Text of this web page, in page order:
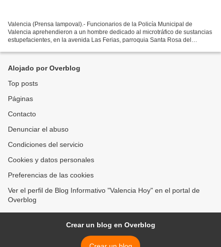
Valencia (Prensa Iampoval).- Funcionarios de la Policía Municipal de
Valencia aprehendieron a un hombre dedicado al microtráfico de sustancias
estupefacientes, en la avenida Las Ferias, parroquia Santa Rosa del
Alojado por Overblog
Top posts
Páginas
Contacto
Denunciar el abuso
Condiciones del servicio
Cookies y datos personales
Preferencias de las cookies
Ver el perfil de Blog Informativo "Valencia Hoy" en el portal de
Overblog
Crear un blog en Overblog